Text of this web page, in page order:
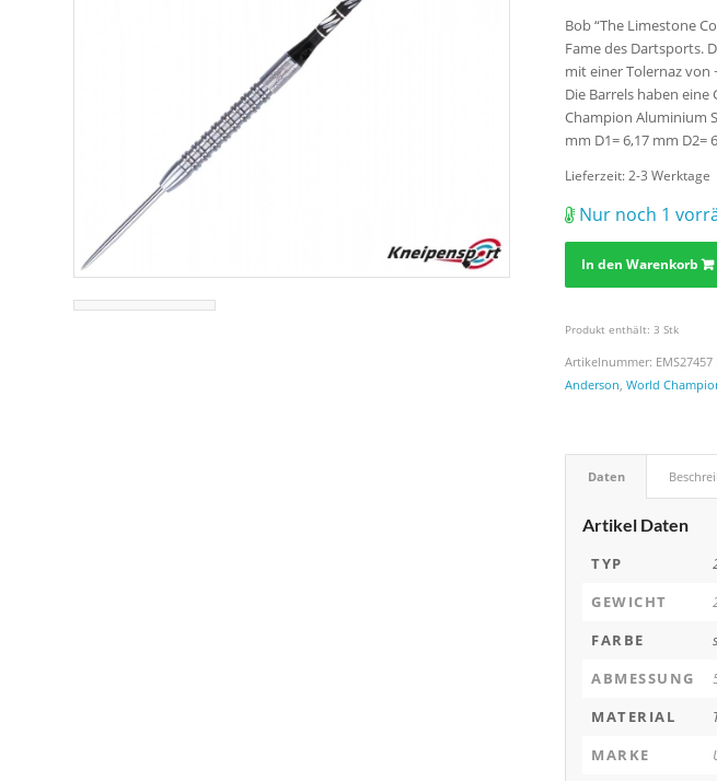
Bob “The Limestone
Fame des Dartsports.
mit einer Tolernaz von
Die Barrels haben
Champion Aluminium
mm D1= 6,17 mm D2=
Lieferzeit: 2-3 Werktage
Nur noch 1
In den Warenkorb
Produkt enthält: 3Stk
Artikelnummer: EMS27457
Anderson ,World
Daten
Artikel Daten
TYP
GEWICHT
FARBE
ABMESSUNG
MATERIAL
MARKE